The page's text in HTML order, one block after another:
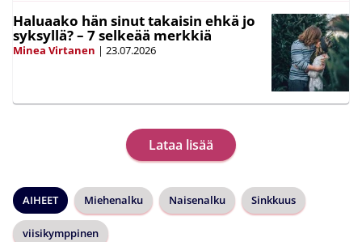
Haluaako hän sinut takaisin ehkä jo
syksyllä? – 7 selkeää merkkiä
Minea Virtanen | 23.07.2026
Lataa lisää
AIHEET Miehenalku Naisenalku Sinkkuus
viisikymppinen